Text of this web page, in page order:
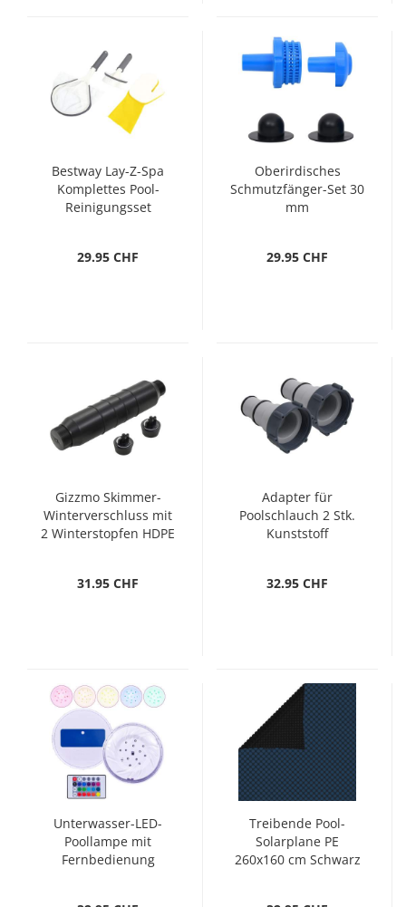
Bestway Lay-Z-Spa
Komplettes Pool-
Reinigungsset
29.95 CHF
Oberirdisches
Schmutzfänger-Set 30
mm
29.95 CHF
Gizzmo Skimmer-
Winterverschluss mit
2 Winterstopfen HDPE
31.95 CHF
Adapter für
Poolschlauch 2 Stk.
Kunststoff
32.95 CHF
Unterwasser-LED-
Poollampe mit
Fernbedienung
Treibende Pool-
Solarplane PE
260x160 cm Schwarz